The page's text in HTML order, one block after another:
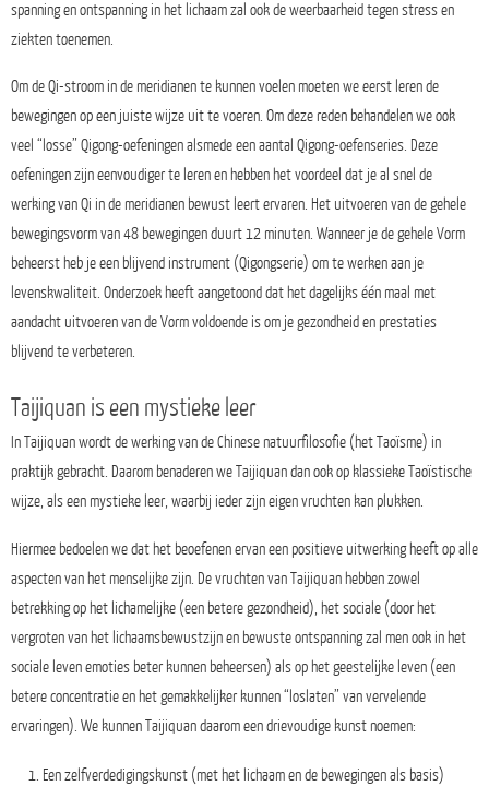
spanning en ontspanning in het lichaam zal ook de weerbaarheid tegen stress en
ziekten toenemen.
Om de Qi-stroom in de meridianen te kunnen voelen moeten we eerst leren de
bewegingen op een juiste wijze uit te voeren. Om deze reden behandelen we ook
veel “losse” Qigong-oefeningen alsmede een aantal Qigong-oefenseries. Deze
oefeningen zijn eenvoudiger te leren en hebben het voordeel dat je al snel de
werking van Qi in de meridianen bewust leert ervaren. Het uitvoeren van de gehele
bewegingsvorm van 48 bewegingen duurt 12 minuten. Wanneer je de gehele Vorm
beheerst heb je een blijvend instrument (Qigongserie) om te werken aan je
levenskwaliteit. Onderzoek heeft aangetoond dat het dagelijks één maal met
aandacht uitvoeren van de Vorm voldoende is om je gezondheid en prestaties
blijvend te verbeteren.
Taijiquan is een mystieke leer
In Taijiquan wordt de werking van de Chinese natuurfilosofie (het Taoïsme) in
praktijk gebracht. Daarom benaderen we Taijiquan dan ook op klassieke Taoïstische
wijze, als een mystieke leer, waarbij ieder zijn eigen vruchten kan plukken.
Hiermee bedoelen we dat het beoefenen ervan een positieve uitwerking heeft op alle
aspecten van het menselijke zijn. De vruchten van Taijiquan hebben zowel
betrekking op het lichamelijke (een betere gezondheid), het sociale (door het
vergroten van het lichaamsbewustzijn en bewuste ontspanning zal men ook in het
sociale leven emoties beter kunnen beheersen) als op het geestelijke leven (een
betere concentratie en het gemakkelijker kunnen “loslaten” van vervelende
ervaringen). We kunnen Taijiquan daarom een drievoudige kunst noemen:
Een zelfverdedigingskunst (met het lichaam en de bewegingen als basis)